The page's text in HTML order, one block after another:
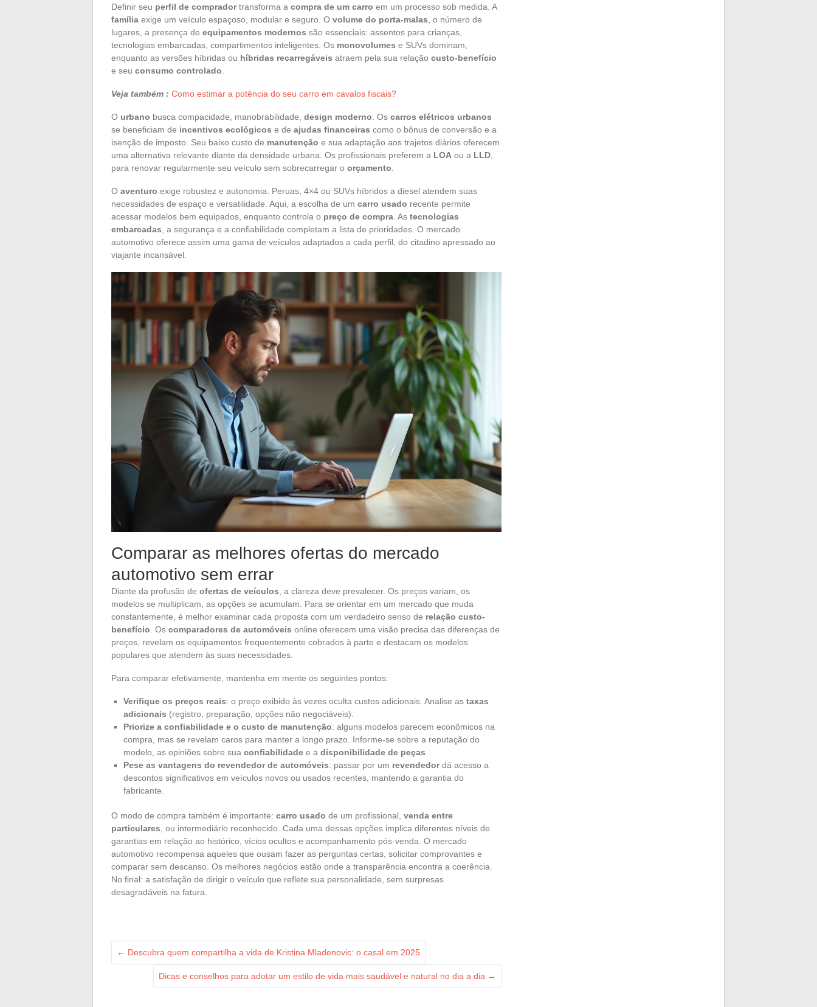
Definir seu perfil de compradortransforma a compra de um carro em um processo sob medida. A
família exige um veículo espaçoso, modular e seguro. O volume do porta-malas , o número de
lugares, a presença de equipamentos modernos são essenciais: assentos para crianças,
tecnologias embarcadas, compartimentos inteligentes. Os monovolumes e SUVs dominam,
enquanto as versões híbridas ou híbridas recarregáveis atraem pela sua relação custo-benefício
e seu consumo controlado
Veja também : Como estimar a potência do seu carro em cavalos fiscais?
O urbano busca compacidade, manobrabilidade, design moderno . Os carros elétricos urbanos
se beneficiam de incentivos ecológicos e de ajudas financeiras como o bônus de conversão e a
isenção de imposto. Seu baixo custo de manutenção e sua adaptação aos trajetos diários oferecem
uma alternativa relevante diante da densidade urbana. Os profissionais preferem a LOA ou a LLD
para renovar regularmente seu veículo sem sobrecarregar o orçamento
O aventuro exige robustez e autonomia. Peruas, 4×4 ou SUVs híbridos a diesel atendem suas
necessidades de espaço e versatilidade. Aqui, a escolha de um carro usado recente permite
acessar modelos bem equipados, enquanto controla o preço de compra . As tecnologias
embarcadas , a segurança e a confiabilidade completam a lista de prioridades. O mercado
automotivo oferece assim uma gama de veículos adaptados a cada perfil, do citadino apressado ao
viajante incansável.
Comparar as melhores ofertas do mercado
automotivo sem errar
Diante da profusão de ofertas de veículos , a clareza deve prevalecer. Os preços variam, os
modelos se multiplicam, as opções se acumulam. Para se orientar em um mercado que muda
constantemente, é melhor examinar cada proposta com um verdadeiro senso de relação custo-
benefício . Os comparadores de automóveis online oferecem uma visão precisa das diferenças de
preços, revelam os equipamentos frequentemente cobrados à parte e destacam os modelos
populares que atendem às suas necessidades.
Para comparar efetivamente, mantenha em mente os seguintes pontos:
Verifique os preços reais: o preço exibido às vezes oculta custos adicionais. Analise as taxas
adicionais (registro, preparação, opções não negociáveis).
Priorize a confiabilidade e o custo de manutenção: alguns modelos parecem econômicos na
compra, mas se revelam caros para manter a longo prazo. Informe-se sobre a reputação do
modelo, as opiniões sobre sua confiabilidade e a disponibilidade de peças
Pese as vantagens do revendedor de automóveis: passar por um revendedordá acesso a
descontos significativos em veículos novos ou usados recentes, mantendo a garantia do
fabricante.
O modo de compra também é importante: carro usado de um profissional, venda entre
particulares , ou intermediário reconhecido. Cada uma dessas opções implica diferentes níveis de
garantias em relação ao histórico, vícios ocultos e acompanhamento pós-venda. O mercado
automotivo recompensa aqueles que ousam fazer as perguntas certas, solicitar comprovantes e
comparar sem descanso. Os melhores negócios estão onde a transparência encontra a coerência.
No final: a satisfação de dirigir o veículo que reflete sua personalidade, sem surpresas
desagradáveis na fatura.
← Descubra quem compartilha a vida de Kristina Mladenovic: o casal em 2025
Dicas e conselhos para adotar um estilo de vida mais saudável e natural no dia a dia →